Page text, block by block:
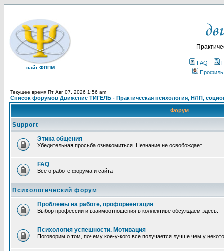
сайт ФППМ
FAQ
Профиль
Текущее время Пт Авг 07, 2026 1:56 am
Список форумов Движение ТИГЕЛЬ - Практическая психология, НЛП,
Форум
Support
Этика общения
Убедительная просьба ознакомиться. Незнание не освобождает....
FAQ
Все о работе форума и сайта
Психологический форум
Проблемы на работе, профориентация
Выбор профессии и взаимоотношения в коллективе обсуждаем здесь.
Психология успешности. Мотивация
Поговорим о том, почему кое-у-кого все получается лучше чем у